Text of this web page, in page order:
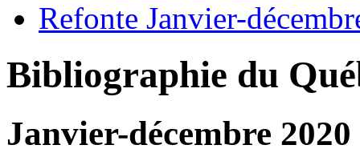
Refonte Janvier-
Bibliographie du
Janvier-décembre 2020